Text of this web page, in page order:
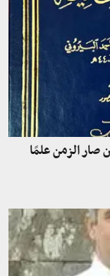
صار الزمن علمًا